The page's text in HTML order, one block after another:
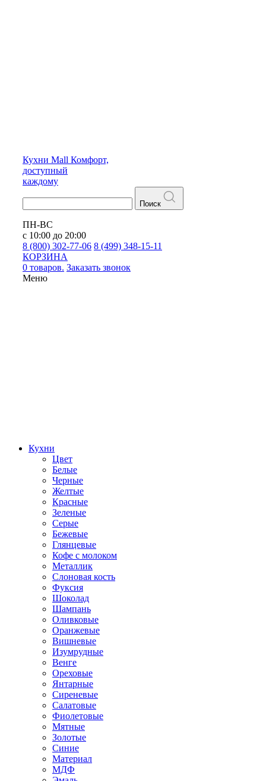
Кухни Mall Комфорт,
доступный
каждому
Поиск
ПН-ВС
с 10:00 до 20:00
8 (800) 302-77-06 8 (499) 348-15-11
КОРЗИНА
0 товаров. Заказать звонок
Меню
Кухни
Цвет
Белые
Черные
Желтые
Красные
Зеленые
Серые
Бежевые
Глянцевые
Кофе с молоком
Металлик
Слоновая кость
Фуксия
Шоколад
Шампань
Оливковые
Оранжевые
Вишневые
Изумрудные
Венге
Ореховые
Янтарные
Сиреневые
Салатовые
Фиолетовые
Мятные
Золотые
Синие
Материал
МДФ